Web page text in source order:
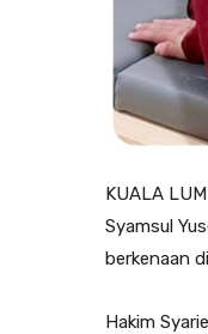
KUALA
Syamsul
berkenaan
Hakim